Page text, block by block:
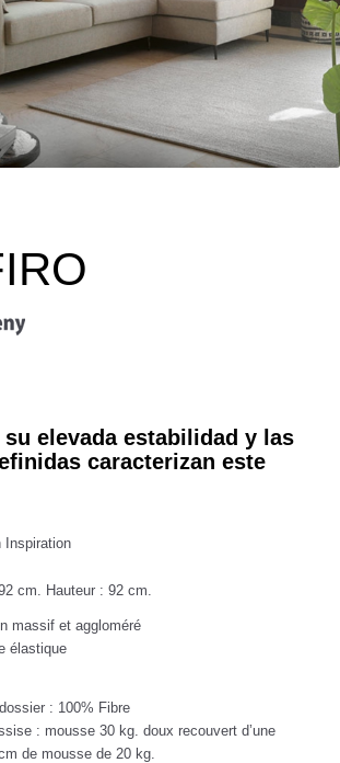
su elevada estabilidad y las
caracterizan este
Inspiration
cm. Hauteur : 92 cm.
massif et aggloméré
élastique
: 100% Fibre
: mousse 30 kg. doux recouvert d’une
de mousse de 20 kg.